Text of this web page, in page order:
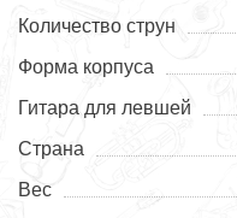
Количество струн
Форма корпуса
Гитара для левшей
Страна
Вес